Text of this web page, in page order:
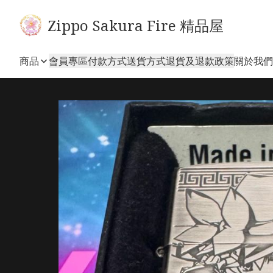
Zippo Sakura Fire 精品屋
商品 會員專區付款方式送貨方式退貨及退款政策關於我們